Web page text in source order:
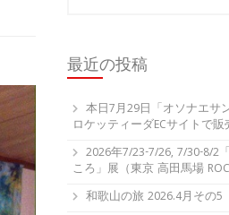
最近の投稿
本日7月29日「オソナエサ
ロケッティーダECサイトで
2026年7/23-7/26, 7/30-8/2
ころ」展（東京 高田馬場
和歌山の旅 2026.4月そ